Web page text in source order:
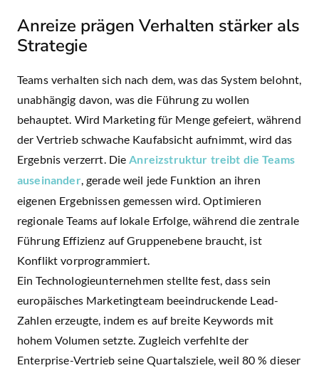
Anreize prägen Verhalten stärker als
Strategie
Teams verhalten sich nach dem, was das System belohnt,
unabhängig davon, was die Führung zu wollen
behauptet. Wird Marketing für Menge gefeiert, während
der Vertrieb schwache Kaufabsicht aufnimmt, wird das
Ergebnis verzerrt. DieAnreizstruktur treibt die Teams
auseinander, gerade weil jede Funktion an ihren
eigenen Ergebnissen gemessen wird. Optimieren
regionale Teams auf lokale Erfolge, während die zentrale
Führung Effizienz auf Gruppenebene braucht, ist
Konflikt vorprogrammiert.
Ein Technologieunternehmen stellte fest, dass sein
europäisches Marketingteam beeindruckende Lead-
Zahlen erzeugte, indem es auf breite Keywords mit
hohem Volumen setzte. Zugleich verfehlte der
Enterprise-Vertrieb seine Quartalsziele, weil 80 % dieser